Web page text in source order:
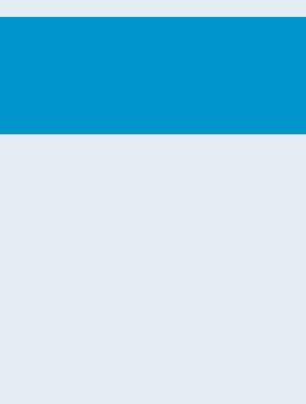
Tinteiro Compatível HP,